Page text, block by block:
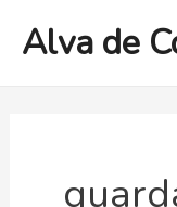
Alva de